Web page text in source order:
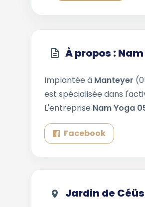
À propos :
Implantée à Manteyer
est spécialisée dans
L'entreprise Nam Yoga
Facebook
Jardin de